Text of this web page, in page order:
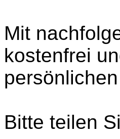
Mit
kostenfrei
Bitte teilen